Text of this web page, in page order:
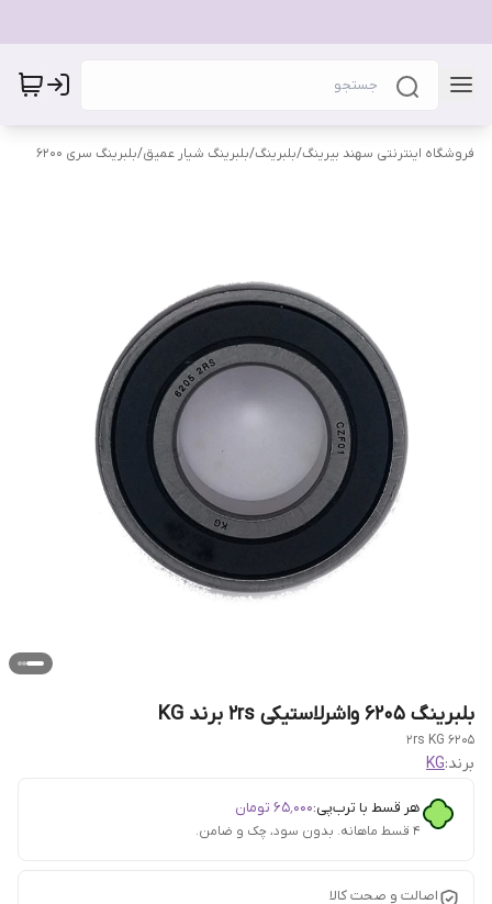
فروشگاه اینترنتی سهند بیرینگ/بلبرینگ/بلبرینگ شیار عمیق/بلبرینگ سری 6200
بلبرینگ 6205 واشرلاستیکی 2rs برند KG
6205 2rs KG
برند:KG
هر قسط با ترب‌پی:۶۵٬۰۰۰ تومان
۴ قسط ماهانه. بدون سود، چک و ضامن.
اصالت و صحت کالا